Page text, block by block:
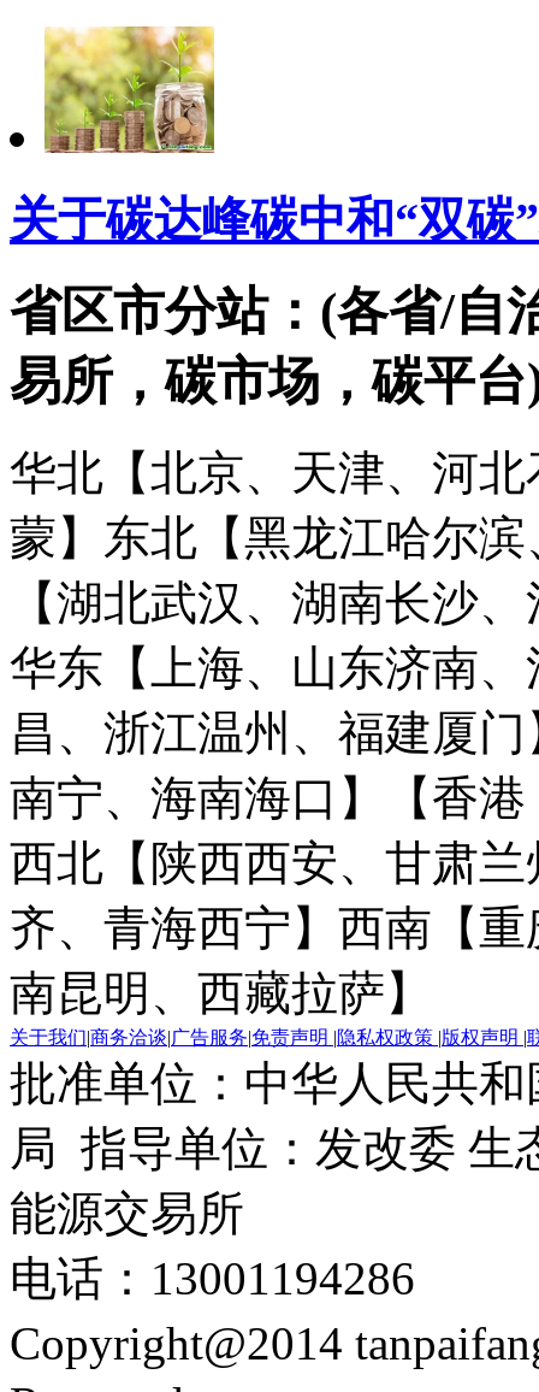
关于碳达峰碳中和“双碳
省区市分站：(各省/自
易所，碳市场，碳平台
华北【北京、天津、河
蒙】 东北【黑龙江哈尔
【湖北武汉、湖南长沙
华东【上海、山东济南
昌、浙江温州、福建厦门
南宁、海南海口】
【香
西北【陕西西安、甘肃
齐、青海西宁】 西南【
南昆明、西藏拉萨】
关于我们|商务洽谈|广告服务|免责声明 |隐私权政策 |版权声明 |
批准单位：中华人民共
局 指导单位：发改委 生
能源交易所
电话：13001194286
Copyright@2014